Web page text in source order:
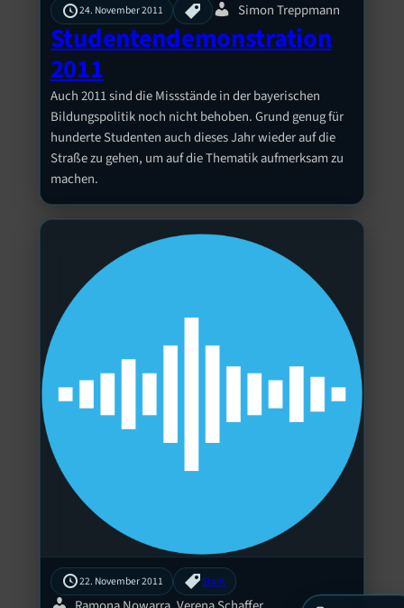
24. November 2011 Simon Treppmann
Studentendemonstration
2011
Auch 2011 sind die Missstände in der bayerischen
Bildungspolitik noch nicht behoben. Grund genug für
hunderte Studenten auch dieses Jahr wieder auf die
Straße zu gehen, um auf die Thematik aufmerksam zu
machen.
22. November 2011 Stadt